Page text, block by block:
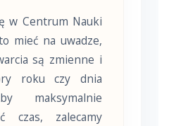
w Centrum Nauki
mieć na uwadze,
są zmienne i
roku czy dnia
maksymalnie
czas, zalecamy